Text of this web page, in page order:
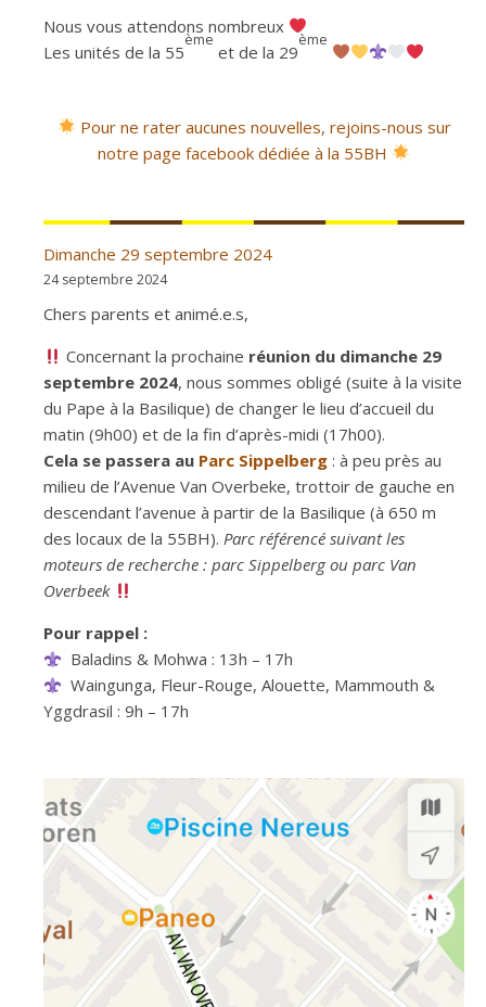
Nous vous attendons nombreux
Les unités de la 55
ème
et de la 29
ème
Pour ne rater aucunes nouvelles, rejoins-nous sur
notre page facebook dédiée à la 55BH
Dimanche 29 septembre 2024
24 septembre 2024
Chers parents et animé.e.s,
Concernant la prochaine réunion du dimanche 29
septembre 2024, nous sommes obligé (suite à la visite
du Pape à la Basilique) de changer le lieu d’accueil du
matin (9h00) et de la fin d’après-midi (17h00).
Cela se passera au Parc Sippelberg : à peu près au
milieu de l’Avenue Van Overbeke, trottoir de gauche en
descendant l’avenue à partir de la Basilique (à 650 m
des locaux de la 55BH). Parc référencé suivant les
moteurs de recherche : parc Sippelberg ou parc Van
Overbeek
Pour rappel :
Baladins & Mohwa : 13h – 17h
Waingunga, Fleur-Rouge, Alouette, Mammouth &
Yggdrasil : 9h – 17h